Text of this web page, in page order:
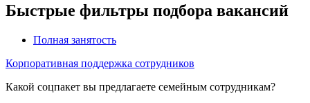
Быстрые фильтры подбора вакансий
Полная занятость
Корпоративная поддержка сотрудников
Какой соцпакет вы предлагаете семейным сотрудникам?